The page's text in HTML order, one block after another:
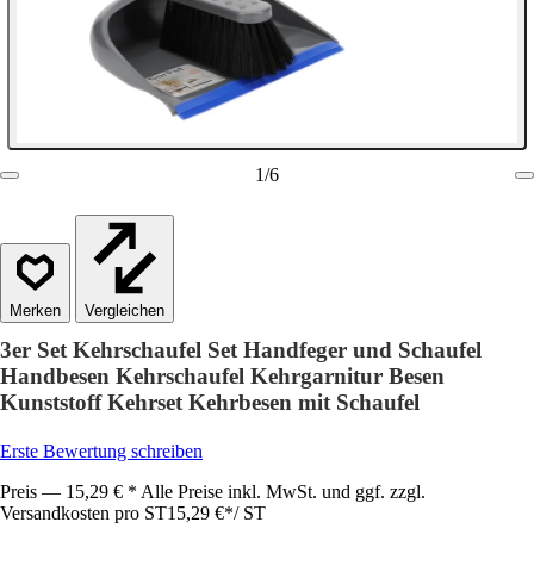
1/6
Vergleichen
3er Set Kehrschaufel Set Handfeger und Schaufel
Handbesen Kehrschaufel Kehrgarnitur Besen
Kunststoff Kehrset Kehrbesen mit Schaufel
Erste Bewertung schreiben
Preis — 15,29 € * Alle Preise inkl. MwSt. und ggf. zzgl.
Versandkosten pro ST15,29 €*/ ST